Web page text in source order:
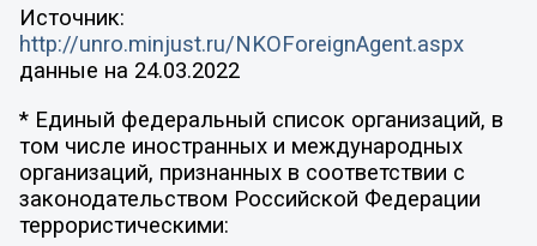
Источник:
http://unro.minjust.ru/NKOForeignAgent.aspx
данные на 24.03.2022
* Единый федеральный список организаций, в
том числе иностранных и международных
организаций, признанных в соответствии с
законодательством Российской Федерации
террористическими: